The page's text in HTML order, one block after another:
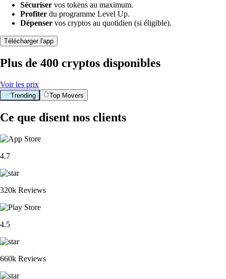
Sécuriser vos tokens au maximum.
Profiter du programme Level Up.
Dépenser vos cryptos au quotidien (si éligible).
Télécharger l'app
Plus de 400 cryptos disponibles
Voir les prix
Trending Top Movers
Ce que disent nos clients
4.7
320k Reviews
4.5
660k Reviews